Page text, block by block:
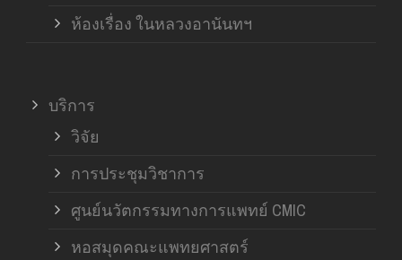
ห้องเรื่อง ในหลวงอานันทฯ
บริการ
วิจัย
การประชุมวิชาการ
ศูนย์นวัตกรรมทางการแพทย์ CMIC
หอสมุดคณะแพทยศาสตร์